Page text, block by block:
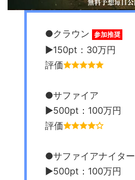
●クラウン 参加推奨
▶︎150pt：30万円
評価
●サファイア
▶︎500pt：100万円
評価
●サファイアナイター
▶︎500pt：100万円